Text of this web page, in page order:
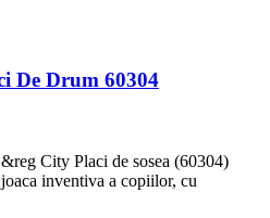
De Drum 60304
City Placi de sosea (60304)
inventiva a copiilor, cu